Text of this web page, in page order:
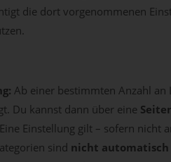
die dort vorgenommenen
Ab einer bestimmten Anzahl an
Du kannst dann über eine
Eine Einstellung gilt – sofern nicht
sind nicht automatisch